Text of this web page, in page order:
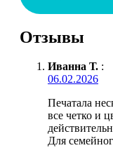
Отзывы
Иванна Т. :
06.02.2026
Печатала
все четко и
Для